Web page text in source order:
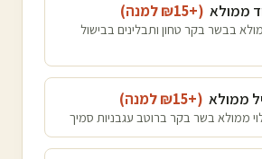
ממולא (+₪
15 למנה)
בבשר בקר טחון ותבלינים בבישול
ממולא (+₪
15 למנה)
ממולא בשר בקר ברוטב עגבניות סמיך